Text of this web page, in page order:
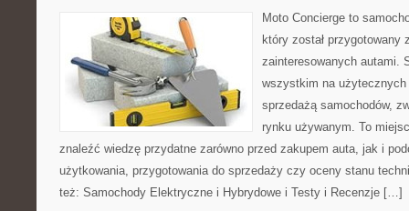
Moto Concierge to
który został przygotowany
zainteresowanych autami.
wszystkim na
sprzedażą samochodów,
rynku używanym. To
znaleźć wiedzę przydatne zarówno przed zakupem auta, jak i
użytkowania, przygotowania do sprzedaży czy oceny stanu
też: Samochody Elektryczne i Hybrydowe i Testy i Recenzje […]